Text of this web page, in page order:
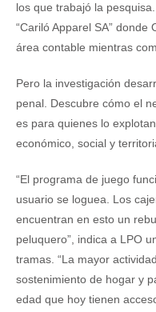
los que trabajó la
“Cariló Apparel SA”
área contable mientras
Pero la investigación
penal. Descubre cómo el
es para quienes lo
económico, social y
“El programa de juego
usuario se loguea. Los
encuentran en esto un
peluquero”, indica a LPO
tramas. “La mayor
sostenimiento de hogar y
edad que hoy tienen